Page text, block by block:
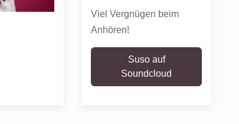
Viel Vergnügen beim
Anhören!
Suso auf
Soundcloud